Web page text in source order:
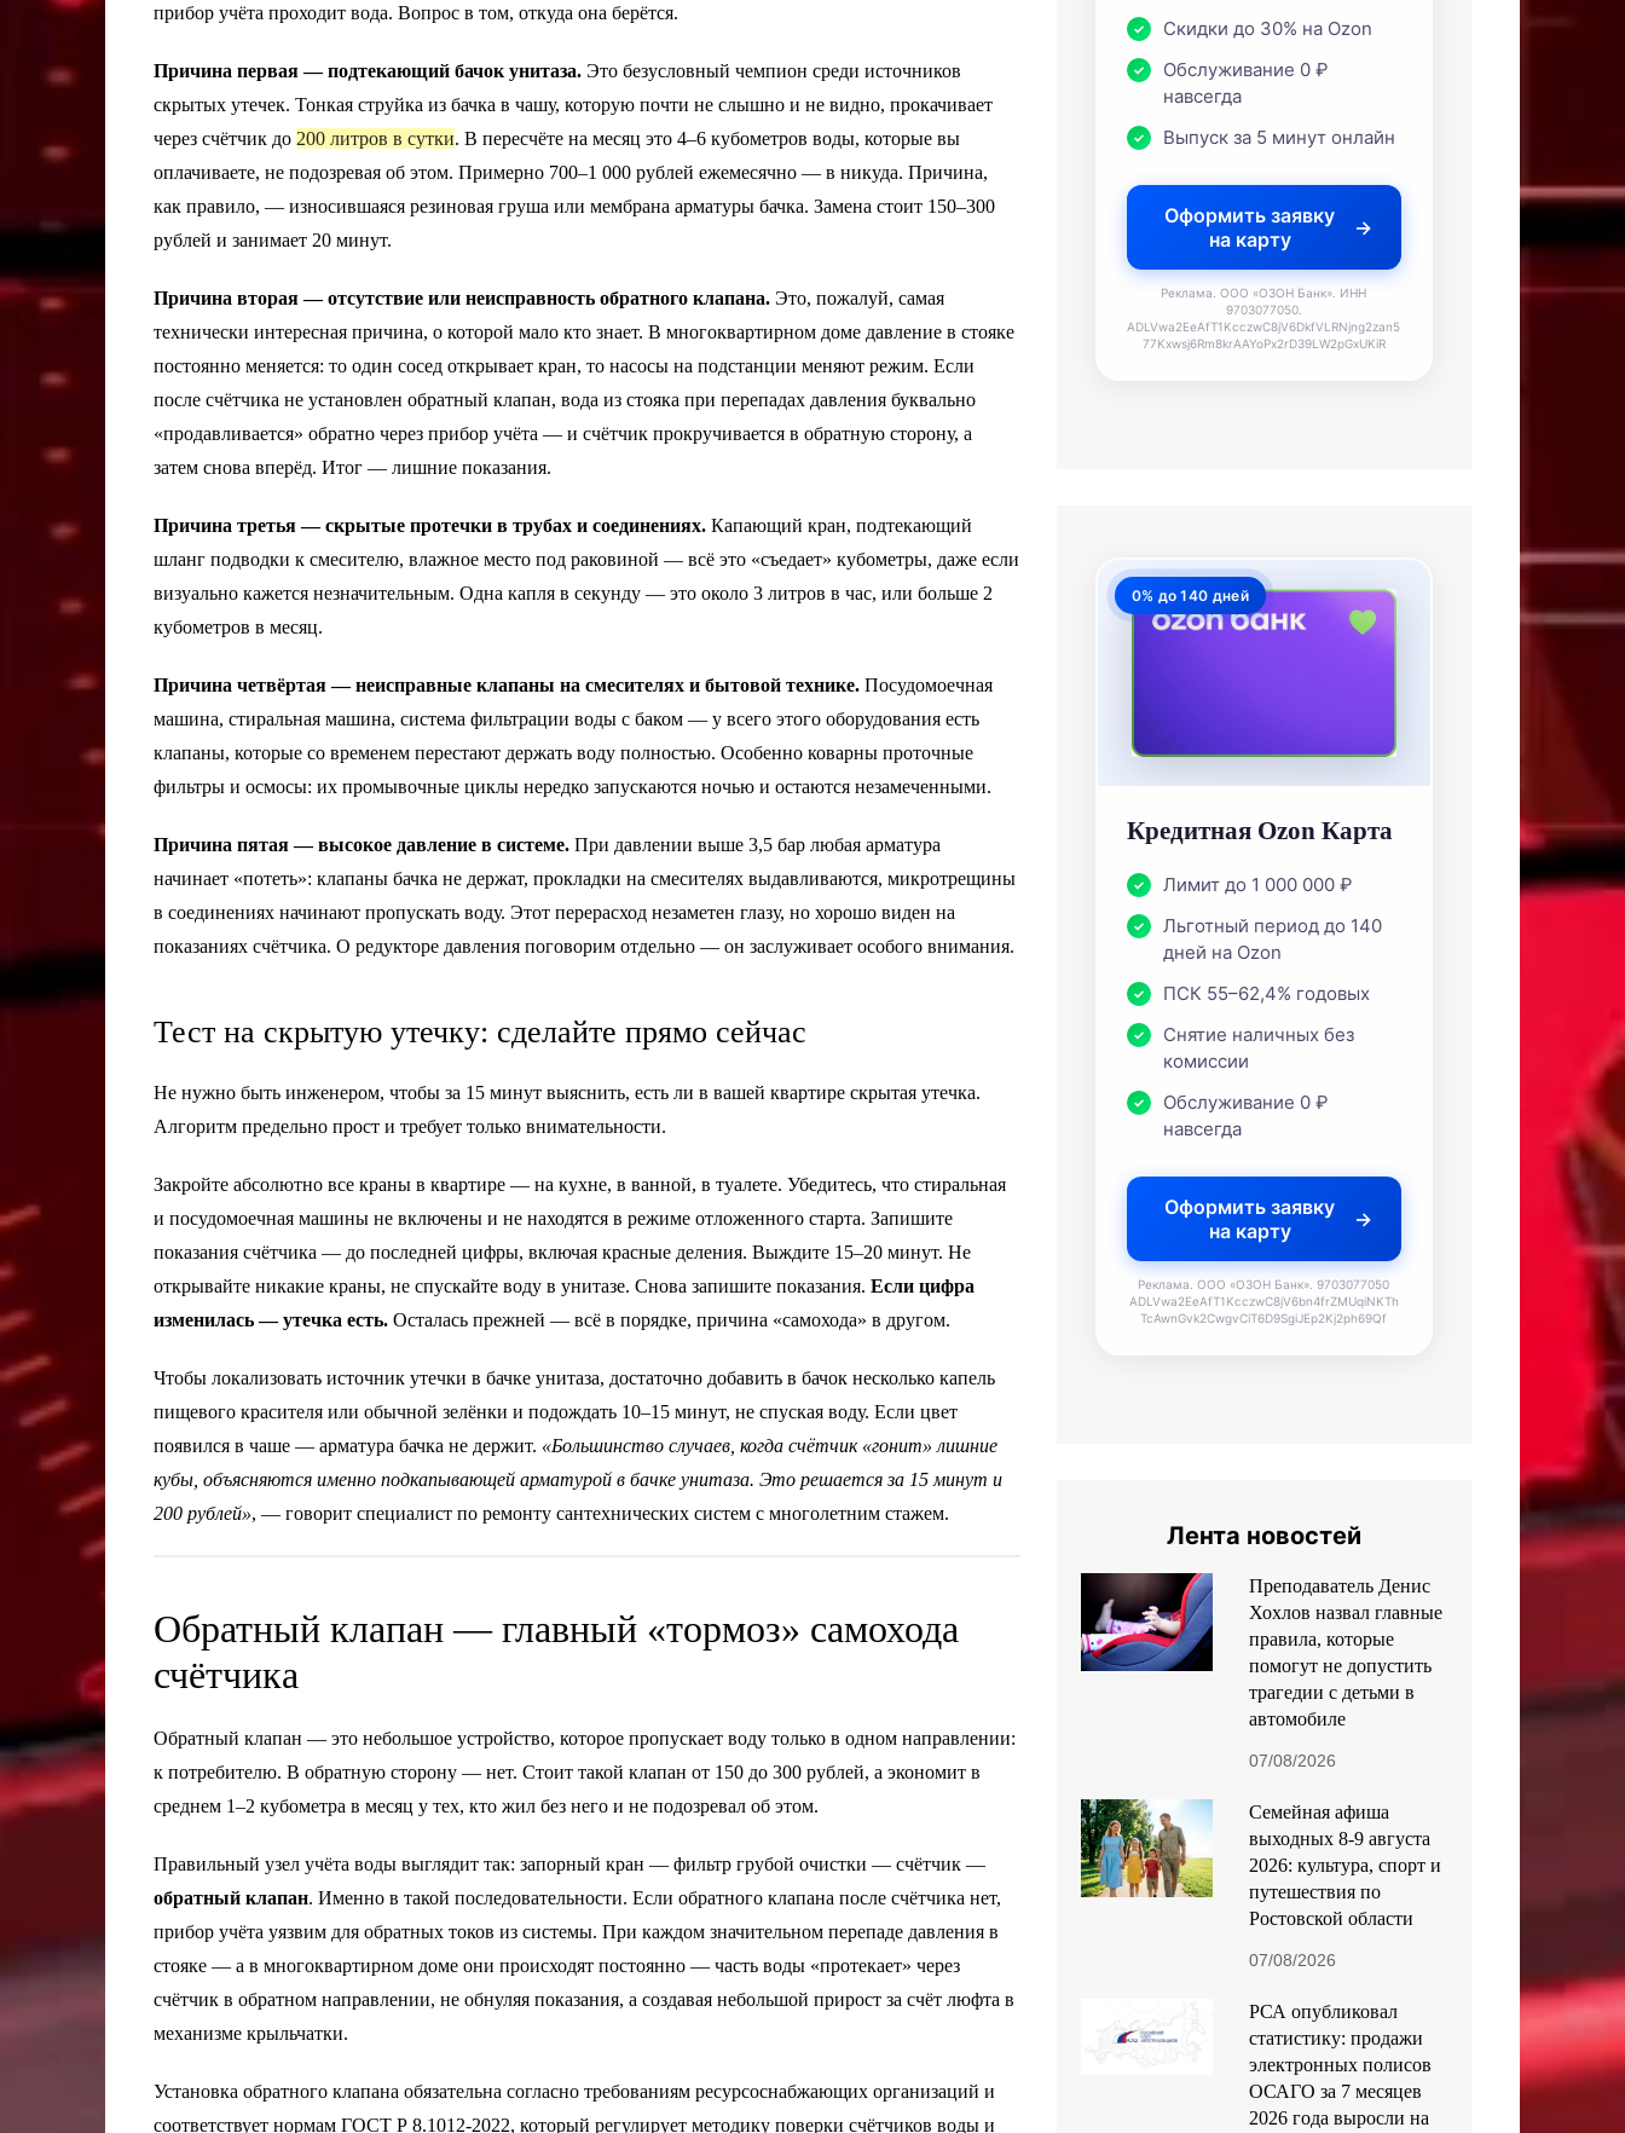
прибор учёта проходит вода. Вопрос в том, откуда она берётся.
Причина первая — подтекающий бачок унитаза. Это безусловный чемпион среди источников
скрытых утечек. Тонкая струйка из бачка в чашу, которую почти не слышно и не видно, прокачивает
через счётчик до 200 литров в сутки. В пересчёте на месяц это 4–6 кубометров воды, которые вы
оплачиваете, не подозревая об этом. Примерно 700–1 000 рублей ежемесячно — в никуда. Причина,
как правило, — износившаяся резиновая груша или мембрана арматуры бачка. Замена стоит 150–300
рублей и занимает 20 минут.
Причина вторая — отсутствие или неисправность обратного клапана. Это, пожалуй, самая
технически интересная причина, о которой мало кто знает. В многоквартирном доме давление в стояке
постоянно меняется: то один сосед открывает кран, то насосы на подстанции меняют режим. Если
после счётчика не установлен обратный клапан, вода из стояка при перепадах давления буквально
«продавливается» обратно через прибор учёта — и счётчик прокручивается в обратную сторону, а
затем снова вперёд. Итог — лишние показания.
Причина третья — скрытые протечки в трубах и соединениях. Капающий кран, подтекающий
шланг подводки к смесителю, влажное место под раковиной — всё это «съедает» кубометры, даже если
визуально кажется незначительным. Одна капля в секунду — это около 3 литров в час, или больше 2
кубометров в месяц.
Причина четвёртая — неисправные клапаны на смесителях и бытовой технике. Посудомоечная
машина, стиральная машина, система фильтрации воды с баком — у всего этого оборудования есть
клапаны, которые со временем перестают держать воду полностью. Особенно коварны проточные
фильтры и осмосы: их промывочные циклы нередко запускаются ночью и остаются незамеченными.
Причина пятая — высокое давление в системе. При давлении выше 3,5 бар любая арматура
начинает «потеть»: клапаны бачка не держат, прокладки на смесителях выдавливаются, микротрещины
в соединениях начинают пропускать воду. Этот перерасход незаметен глазу, но хорошо виден на
показаниях счётчика. О редукторе давления поговорим отдельно — он заслуживает особого внимания.
Тест на скрытую утечку: сделайте прямо сейчас
Не нужно быть инженером, чтобы за 15 минут выяснить, есть ли в вашей квартире скрытая утечка.
Алгоритм предельно прост и требует только внимательности.
Закройте абсолютно все краны в квартире — на кухне, в ванной, в туалете. Убедитесь, что стиральная
и посудомоечная машины не включены и не находятся в режиме отложенного старта. Запишите
показания счётчика — до последней цифры, включая красные деления. Выждите 15–20 минут. Не
открывайте никакие краны, не спускайте воду в унитазе. Снова запишите показания. Если цифра
изменилась — утечка есть. Осталась прежней — всё в порядке, причина «самохода» в другом.
Чтобы локализовать источник утечки в бачке унитаза, достаточно добавить в бачок несколько капель
пищевого красителя или обычной зелёнки и подождать 10–15 минут, не спуская воду. Если цвет
появился в чаше — арматура бачка не держит. «Большинство случаев, когда счётчик «гонит» лишние
кубы, объясняются именно подкапывающей арматурой в бачке унитаза. Это решается за 15 минут и
200 рублей», — говорит специалист по ремонту сантехнических систем с многолетним стажем.
Обратный клапан — главный «тормоз» самохода
счётчика
Обратный клапан — это небольшое устройство, которое пропускает воду только в одном направлении:
к потребителю. В обратную сторону — нет. Стоит такой клапан от 150 до 300 рублей, а экономит в
среднем 1–2 кубометра в месяц у тех, кто жил без него и не подозревал об этом.
Правильный узел учёта воды выглядит так: запорный кран — фильтр грубой очистки — счётчик —
обратный клапан. Именно в такой последовательности. Если обратного клапана после счётчика нет,
прибор учёта уязвим для обратных токов из системы. При каждом значительном перепаде давления в
стояке — а в многоквартирном доме они происходят постоянно — часть воды «протекает» через
счётчик в обратном направлении, не обнуляя показания, а создавая небольшой прирост за счёт люфта в
механизме крыльчатки.
Установка обратного клапана обязательна согласно требованиям ресурсоснабжающих организаций и
соответствует нормам ГОСТ Р 8.1012-2022, который регулирует методику поверки счётчиков воды и
Скидки до 30% на Ozon
Обслуживание 0 ₽
навсегда
Выпуск за 5 минут онлайн
Оформить заявку
на карту
Реклама. ООО «ОЗОН Банк». ИНН
9703077050.
ADLVwa2EeAfT1KcczwC8jV6DkfVLRNjng2zan5
77Kxwsj6Rm8krAAYoPx2rD39LW2pGxUKiR
0% до 140 дней
Кредитная Ozon Карта
Лимит до 1 000 000 ₽
Льготный период до 140
дней на Ozon
ПСК 55–62,4% годовых
Снятие наличных без
комиссии
Обслуживание 0 ₽
навсегда
Оформить заявку
на карту
Реклама. ООО «ОЗОН Банк». 9703077050
ADLVwa2EeAfT1KcczwC8jV6bn4frZMUqiNKTh
TcAwnGvk2CwgvCiT6D9SgiJEp2Kj2ph69Qf
Лента новостей
Преподаватель Денис
Хохлов назвал главные
правила, которые
помогут не допустить
трагедии с детьми в
автомобиле
07/08/2026
Семейная афиша
выходных 8-9 августа
2026: культура, спорт и
путешествия по
Ростовской области
07/08/2026
РСА опубликовал
статистику: продажи
электронных полисов
ОСАГО за 7 месяцев
2026 года выросли на